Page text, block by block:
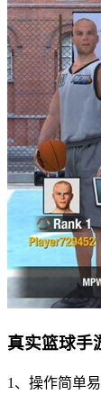
真实篮球手
1、操作简单